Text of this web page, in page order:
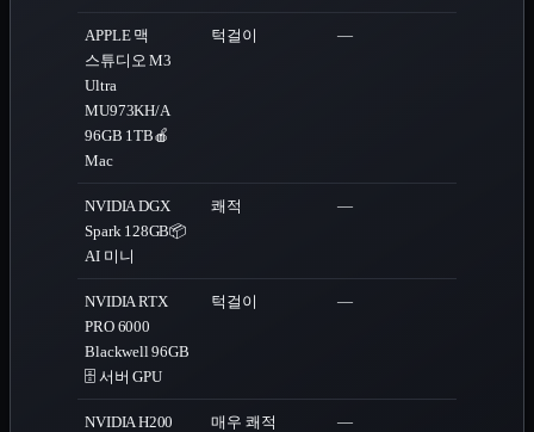
APPLE 맥
스튜디오 M3
Ultra
MU973KH/A
96GB 1TB🍎
Mac
턱걸이 —
NVIDIA DGX
Spark 128GB📦
AI 미니
쾌적 —
NVIDIA RTX
PRO 6000
Blackwell 96GB
🗄️ 서버 GPU
턱걸이 —
NVIDIA H200
매우 쾌적 —